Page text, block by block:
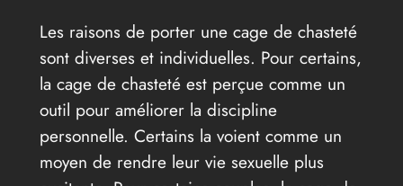
Les raisons de porter une cage de chasteté
sont diverses et individuelles. Pour certains,
la cage de chasteté est perçue comme un
outil pour améliorer la discipline
personnelle. Certains la voient comme un
moyen de rendre leur vie sexuelle plus